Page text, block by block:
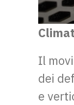
Il
dei
e